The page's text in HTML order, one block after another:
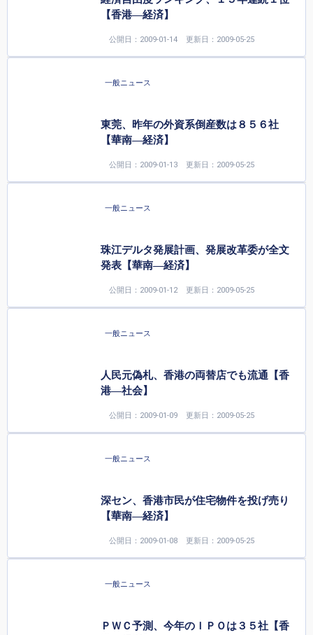
【香港—経済】
公開日：2009-01-14 更新日：2009-05-25
一般ニュース
東莞、昨年の外資系倒産数は８５６社
【華南—経済】
公開日：2009-01-13 更新日：2009-05-25
一般ニュース
珠江デルタ発展計画、発展改革委が全文
発表【華南—経済】
公開日：2009-01-12 更新日：2009-05-25
一般ニュース
人民元偽札、香港の両替店でも流通【香
港—社会】
公開日：2009-01-09 更新日：2009-05-25
一般ニュース
深セン、香港市民が住宅物件を投げ売り
【華南—経済】
公開日：2009-01-08 更新日：2009-05-25
一般ニュース
ＰＷＣ予測、今年のＩＰＯは３５社【香